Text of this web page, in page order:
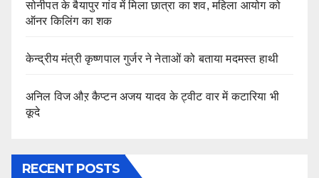
सोनीपत के बैयापुर गांव में मिला छात्रा का शव, महिला आयोग को
ऑनर किलिंग का शक
केन्द्रीय मंत्री कृष्णपाल गुर्जर ने नेताओं को बताया मदमस्त हाथी
अनिल विज औऱ कैप्टन अजय यादव के ट्वीट वार में कटारिया भी
कूदे
RECENT POSTS